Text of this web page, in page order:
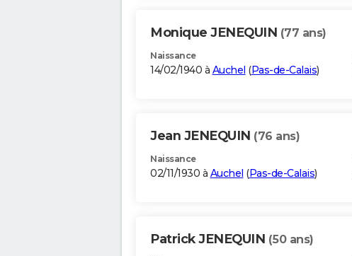
Monique JENEQUIN (77 ans)
Naissance
14/02/1940 à Auchel (Pas-de-Calais)
Jean JENEQUIN (76 ans)
Naissance
02/11/1930 à Auchel (Pas-de-Calais)
Patrick JENEQUIN (50 ans)